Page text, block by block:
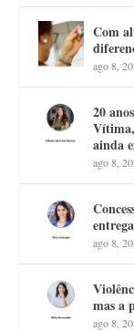
Com
ago 8,
20
ainda
ago 8,
ago 8,
mas a
ago 8,